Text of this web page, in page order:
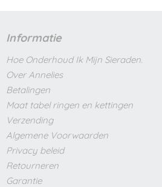
Informatie
Hoe Onderhoud Ik Mijn Sieraden.
Over Annelies
Betalingen
Maat tabel ringen en kettingen
Verzending
Algemene Voorwaarden
Privacy beleid
Retourneren
Garantie